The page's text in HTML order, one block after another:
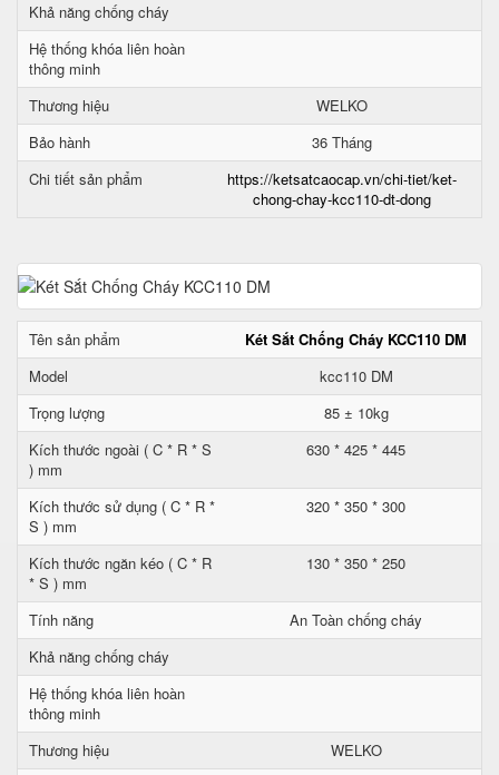
Khả năng chống cháy
Hệ thống khóa liên hoàn
thông minh
Thương hiệu
WELKO
Bảo hành
36 Tháng
Chi tiết sản phẩm
https://ketsatcaocap.vn/chi-tiet/ket-
chong-chay-kcc110-dt-dong
Tên sản phẩm
Két Sắt Chống Cháy KCC110 DM
Model
kcc110 DM
Trọng lượng
85 ± 10kg
Kích thước ngoài ( C * R * S
) mm
630 * 425 * 445
Kích thước sử dụng ( C * R *
S ) mm
320 * 350 * 300
Kích thước ngăn kéo ( C * R
* S ) mm
130 * 350 * 250
Tính năng
An Toàn chống cháy
Khả năng chống cháy
Hệ thống khóa liên hoàn
thông minh
Thương hiệu
WELKO